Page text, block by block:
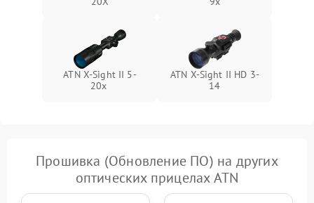
ATN X-Sight II 5-
20x
ATN X-Sight II HD 3-
14
Прошивка (Обновление ПО) на других
оптических прицелах ATN